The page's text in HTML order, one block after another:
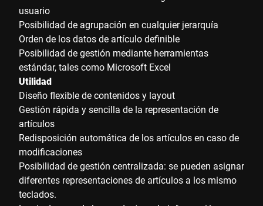
usuario
Posibilidad de agrupación en cualquier jerarquía
Orden de los datos de artículo definible
Posibilidad de gestión mediante herramientas
estándar, tales como Microsoft Excel
Utilidad
Diseño flexible de contenidos y layout
Gestión rápida y sencilla de la representación de
artículos
Redisposición automática de los artículos en caso de
modificaciones
Posibilidad de gestión centralizada: se pueden asignar
diferentes representaciones de artículos a los mismo
teclados.